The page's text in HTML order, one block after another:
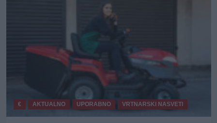
€ AKTUALNO UPORABNO VRTNARSKI NASVETI